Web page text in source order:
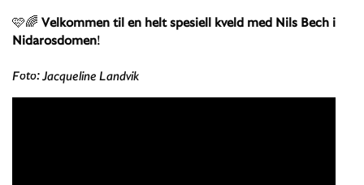
🩷🌈 Velkommen til en helt spesiell kveld med Nils Bech i
Nidarosdomen!
Foto: Jacqueline Landvik